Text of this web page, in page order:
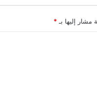
مشار إليها بـ *